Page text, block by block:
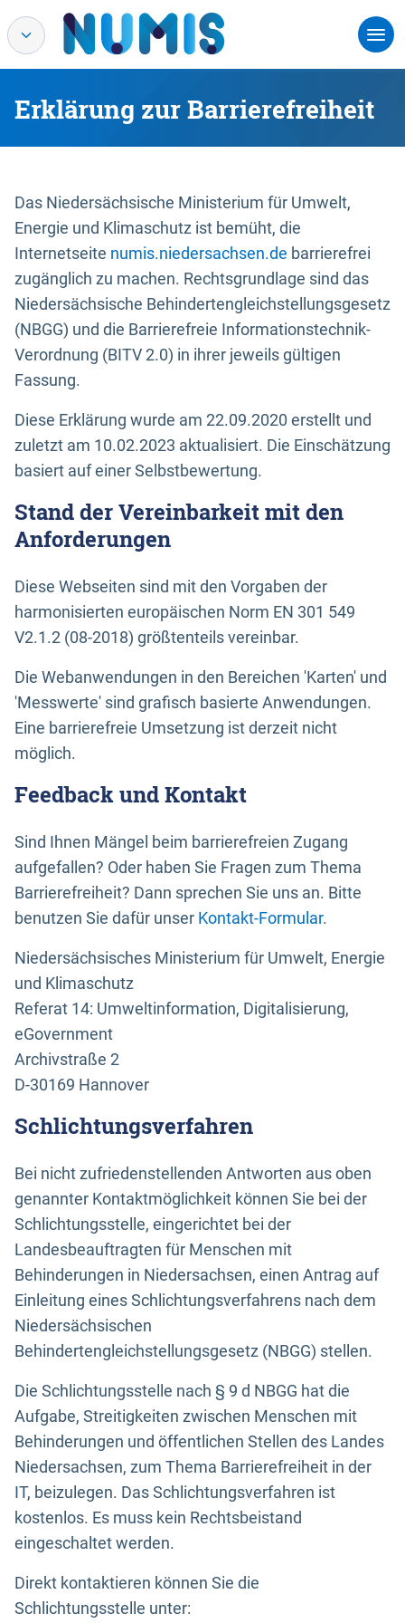
Erklärung zur Barrierefreiheit
Das Niedersächsische Ministerium für Umwelt,
Energie und Klimaschutz ist bemüht, die
Internetseite numis.niedersachsen.de barrierefrei
zugänglich zu machen. Rechtsgrundlage sind das
Niedersächsische Behindertengleichstellungsgesetz
(NBGG) und die Barrierefreie Informationstechnik-
Verordnung (BITV 2.0) in ihrer jeweils gültigen
Fassung.
Diese Erklärung wurde am 22.09.2020 erstellt und
zuletzt am 10.02.2023 aktualisiert. Die Einschätzung
basiert auf einer Selbstbewertung.
Stand der Vereinbarkeit mit den
Anforderungen
Diese Webseiten sind mit den Vorgaben der
harmonisierten europäischen Norm EN 301 549
V2.1.2 (08-2018) größtenteils vereinbar.
Die Webanwendungen in den Bereichen 'Karten' und
'Messwerte' sind grafisch basierte Anwendungen.
Eine barrierefreie Umsetzung ist derzeit nicht
möglich.
Feedback und Kontakt
Sind Ihnen Mängel beim barrierefreien Zugang
aufgefallen? Oder haben Sie Fragen zum Thema
Barrierefreiheit? Dann sprechen Sie uns an. Bitte
benutzen Sie dafür unser Kontakt-Formular.
Niedersächsisches Ministerium für Umwelt, Energie
und Klimaschutz
Referat 14: Umweltinformation, Digitalisierung,
eGovernment
Archivstraße 2
D-30169 Hannover
Schlichtungsverfahren
Bei nicht zufriedenstellenden Antworten aus oben
genannter Kontaktmöglichkeit können Sie bei der
Schlichtungsstelle, eingerichtet bei der
Landesbeauftragten für Menschen mit
Behinderungen in Niedersachsen, einen Antrag auf
Einleitung eines Schlichtungsverfahrens nach dem
Niedersächsischen
Behindertengleichstellungsgesetz (NBGG) stellen.
Die Schlichtungsstelle nach § 9 d NBGG hat die
Aufgabe, Streitigkeiten zwischen Menschen mit
Behinderungen und öffentlichen Stellen des Landes
Niedersachsen, zum Thema Barrierefreiheit in der
IT, beizulegen. Das Schlichtungsverfahren ist
kostenlos. Es muss kein Rechtsbeistand
eingeschaltet werden.
Direkt kontaktieren können Sie die
Schlichtungsstelle unter: